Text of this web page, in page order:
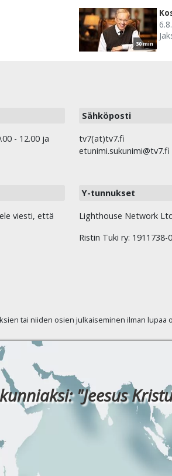
30 min
- 12.00 ja
Sähköposti
tv7(at)tv7.fi
etunimi.sukunimi@tv7.fi
viesti, että
Y-tunnukset
Lighthouse Network
Ristin Tuki ry: 1911738-0
tai niiden osien julkaiseminen ilman lupaa
"Jeesus